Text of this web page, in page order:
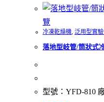
覽
冷凍乾燥機, 泛用型實
落地型岐管/筒狀式
型號：YFD-810